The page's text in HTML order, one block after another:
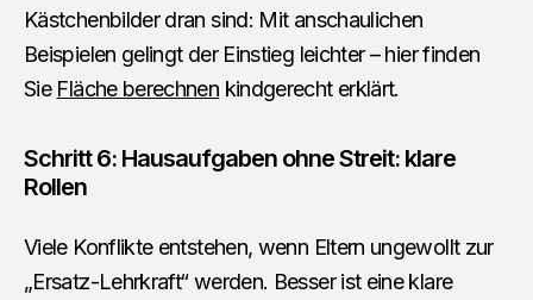
Kästchenbilder dran sind: Mit anschaulichen
Beispielen gelingt der Einstieg leichter – hier finden
Sie Fläche berechnen kindgerecht erklärt.
Schritt 6: Hausaufgaben ohne Streit: klare
Rollen
Viele Konflikte entstehen, wenn Eltern ungewollt zur
„Ersatz-Lehrkraft“ werden. Besser ist eine klare